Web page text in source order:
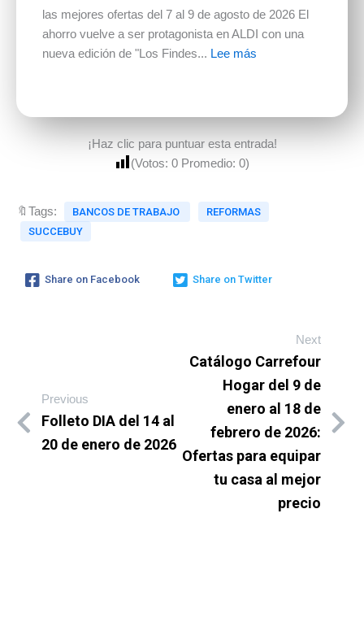
las mejores ofertas del 7 al 9 de agosto de 2026 El
ahorro vuelve a ser protagonista en ALDI con una
nueva edición de "Los Findes... Lee más
¡Haz clic para puntuar esta entrada!
(Votos: 0 Promedio: 0)
🔖Tags: BANCOS DE TRABAJO
REFORMAS
SUCCEBUY
Share on Facebook Share on Twitter
Previous
Folleto DIA del 14 al
20 de enero de 2026
Next
Catálogo Carrefour
Hogar del 9 de
enero al 18 de
febrero de 2026:
Ofertas para equipar
tu casa al mejor
precio